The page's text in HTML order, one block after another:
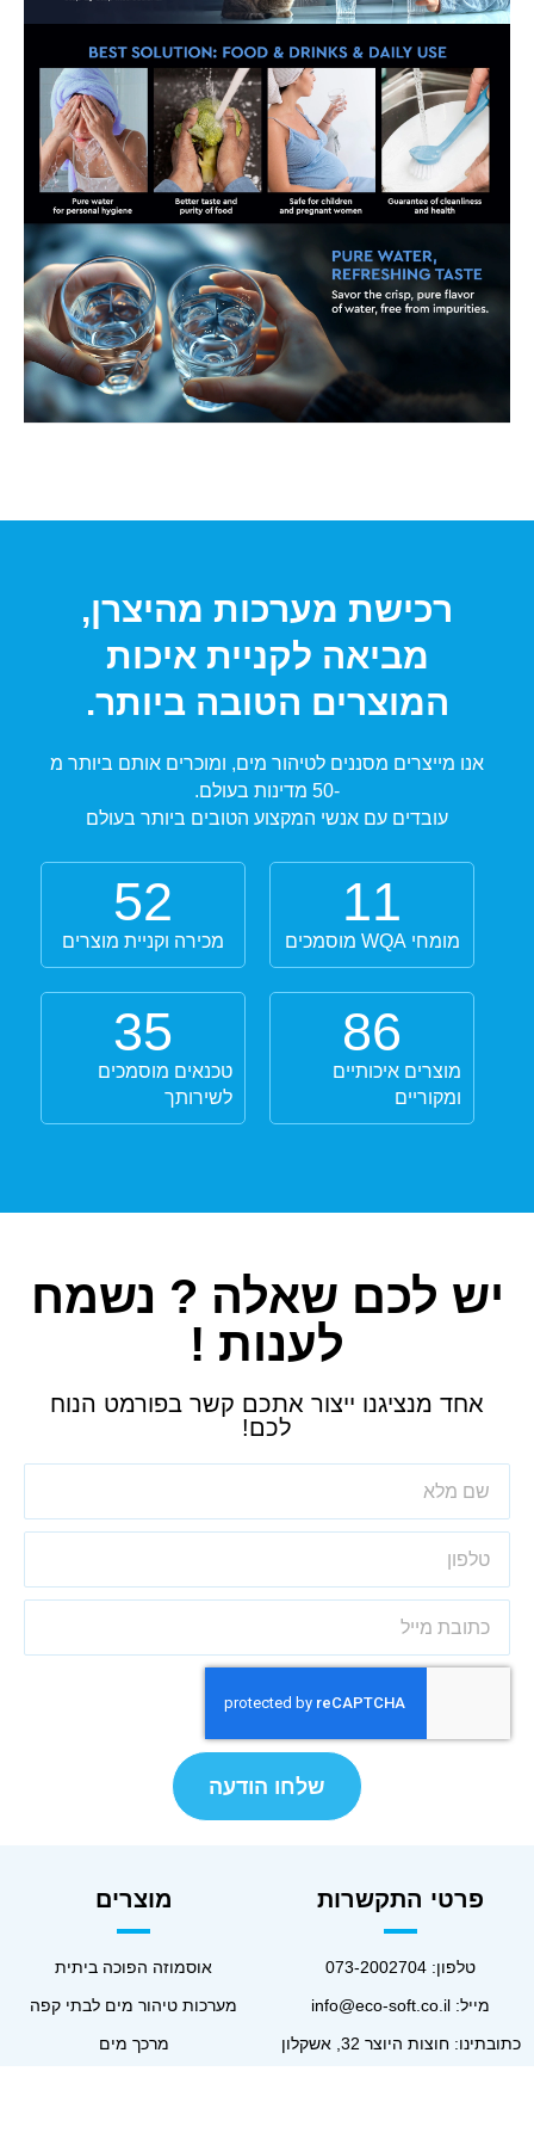
רכישת מערכות מהיצרן,
מביאה לקניית איכות
המוצרים הטובה ביותר.
אנו מייצרים מסננים לטיהור מים, ומוכרים אותם ביותר מ
-50 מדינות בעולם.
עובדים עם אנשי המקצוע הטובים ביותר בעולם
מומחי WQA מוסמכים
11
מכירה וקניית מוצרים
52
מוצרים איכותיים
ומקוריים
86
טכנאים מוסמכים
לשירותך
35
יש לכם שאלה ? נשמח
לענות !
אחד מנציגנו ייצור אתכם קשר בפורמט הנוח
לכם!
שלחו הודעה
פרטי התקשרות
טלפון: 073-2002704
מייל: info@eco-soft.co.il
כתובתינו: חוצות היוצר 32, אשקלון
מוצרים
אוסמוזה הפוכה ביתית
מערכות טיהור מים לבתי קפה
מרכך מים